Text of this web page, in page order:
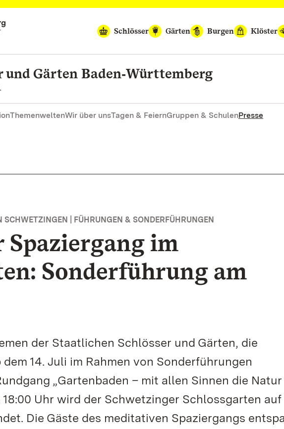
Schlösser
Gärten Burgen Klöster
und Gärten Baden‑Württemberg
ThemenweltenWir über unsTagen & FeiernGruppen & SchulenPresse
| FÜHRUNGEN & SONDERFÜHRUNGEN
im
Sonderführung am
der Staatlichen Schlösser und Gärten, die
14. Juli im Rahmen von Sonderführungen
„Gartenbaden – mit allen Sinnen die Natur
18:00 Uhr wird der Schwetzinger Schlossgarten
Die Gäste des meditativen Spaziergangs